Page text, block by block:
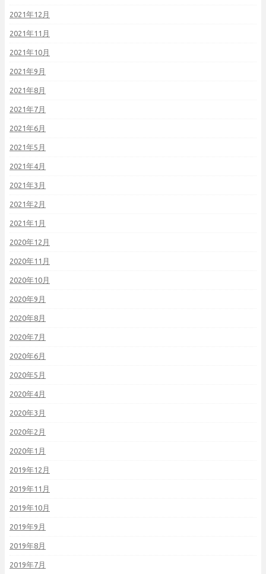
2021年12月
2021年11月
2021年10月
2021年9月
2021年8月
2021年7月
2021年6月
2021年5月
2021年4月
2021年3月
2021年2月
2021年1月
2020年12月
2020年11月
2020年10月
2020年9月
2020年8月
2020年7月
2020年6月
2020年5月
2020年4月
2020年3月
2020年2月
2020年1月
2019年12月
2019年11月
2019年10月
2019年9月
2019年8月
2019年7月